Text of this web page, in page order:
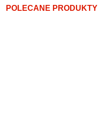
POLECANE PRODUKTY